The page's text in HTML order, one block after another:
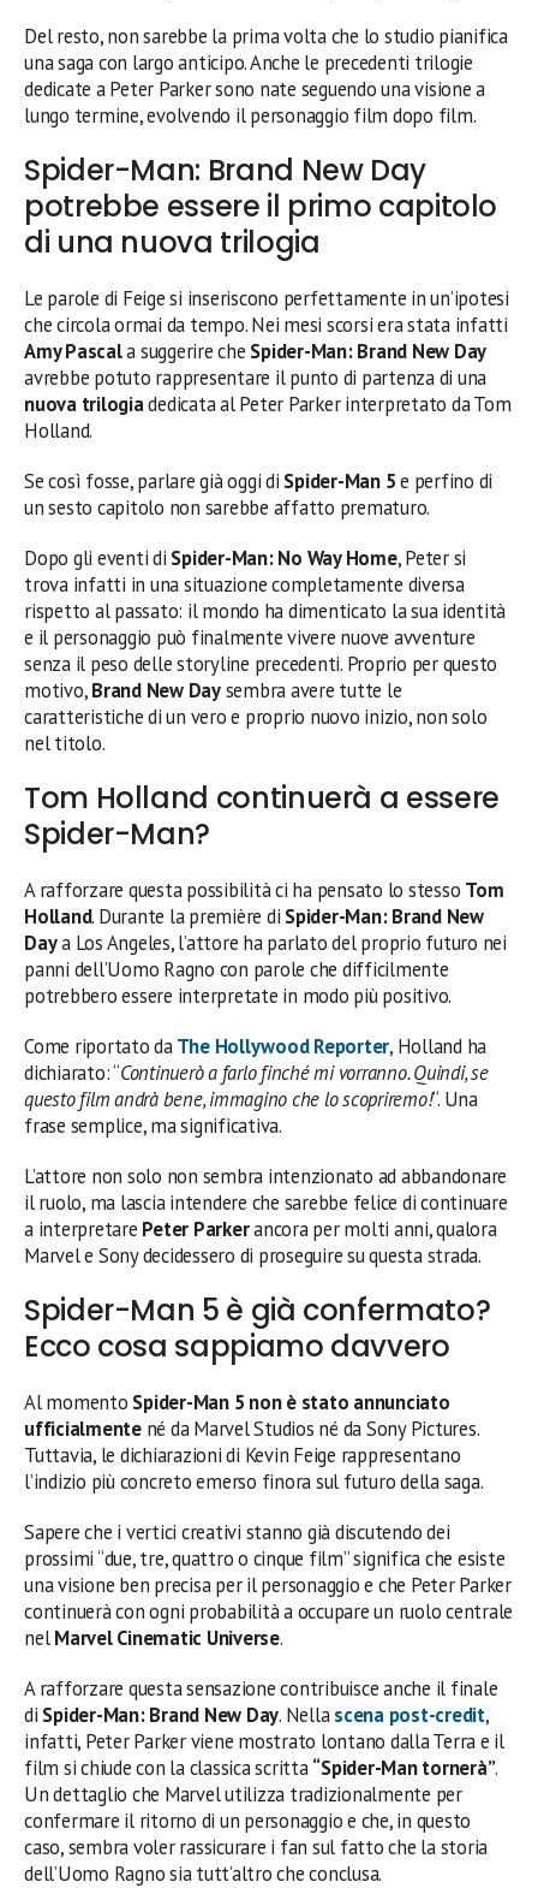
Del resto, non sarebbe la prima volta che lo studio pianifica
una saga con largo anticipo. Anche le precedenti trilogie
dedicate a Peter Parker sono nate seguendo una visione a
lungo termine, evolvendo il personaggio film dopo film.
Spider-Man: Brand New Day
potrebbe essere il primo capitolo
di una nuova trilogia
Le parole di Feige si inseriscono perfettamente in un’ipotesi
che circola ormai da tempo. Nei mesi scorsi era stata infatti
Amy Pascala suggerire che Spider-Man: Brand New Day
avrebbe potuto rappresentare il punto di partenza di una
nuova trilogiadedicata al Peter Parker interpretato da Tom
Holland.
Se così fosse, parlare già oggi di Spider-Man 5e perfino di
un sesto capitolo non sarebbe affatto prematuro.
Dopo gli eventi di Spider-Man: No Way Home, Peter si
trova infatti in una situazione completamente diversa
rispetto al passato: il mondo ha dimenticato la sua identità
e il personaggio può finalmente vivere nuove avventure
senza il peso delle storyline precedenti. Proprio per questo
motivo,Brand New Daysembra avere tutte le
caratteristiche di un vero e proprio nuovo inizio, non solo
nel titolo.
Tom Holland continuerà a essere
Spider-Man?
A rafforzare questa possibilità ci ha pensato lo stesso Tom
Holland. Durante la première di Spider-Man: Brand New
Daya Los Angeles, l’attore ha parlato del proprio futuro nei
panni dell’Uomo Ragno con parole che difficilmente
potrebbero essere interpretate in modo più positivo.
Come riportato daThe Hollywood Reporter, Holland ha
dichiarato: “Continuerò a farlo finché mi vorranno. Quindi, se
questo film andrà bene, immagino che lo scopriremo!“. Una
frase semplice, ma significativa.
L’attore non solo non sembra intenzionato ad abbandonare
il ruolo, ma lascia intendere che sarebbe felice di continuare
a interpretare Peter Parkerancora per molti anni, qualora
Marvel e Sony decidessero di proseguire su questa strada.
Spider-Man 5 è già confermato?
Ecco cosa sappiamo davvero
Al momento Spider-Man 5 non è stato annunciato
ufficialmentené da Marvel Studios né da Sony Pictures.
Tuttavia, le dichiarazioni di Kevin Feige rappresentano
l’indizio più concreto emerso finora sul futuro della saga.
Sapere che i vertici creativi stanno già discutendo dei
prossimi “due, tre, quattro o cinque film” significa che esiste
una visione ben precisa per il personaggio e che Peter Parker
continuerà con ogni probabilità a occupare un ruolo centrale
nelMarvel Cinematic Universe.
A rafforzare questa sensazione contribuisce anche il finale
di Spider-Man: Brand New Day. Nellascena post-credit,
infatti, Peter Parker viene mostrato lontano dalla Terra e il
film si chiude con la classica scritta“Spider-Man tornerà”.
Un dettaglio che Marvel utilizza tradizionalmente per
confermare il ritorno di un personaggio e che, in questo
caso, sembra voler rassicurare i fan sul fatto che la storia
dell’Uomo Ragno sia tutt’altro che conclusa.